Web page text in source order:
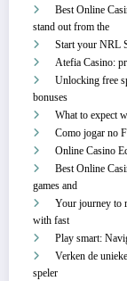
Best Online
stand out from the
Start your NRL
Atefia Casino:
Unlocking free
bonuses
What to expect
Como jogar no
Online Casino
Best Online
games and
Your journey to
with fast
Play smart:
Verken de
speler